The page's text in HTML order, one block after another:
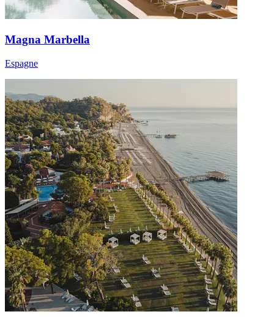
Magna Marbella
Espagne